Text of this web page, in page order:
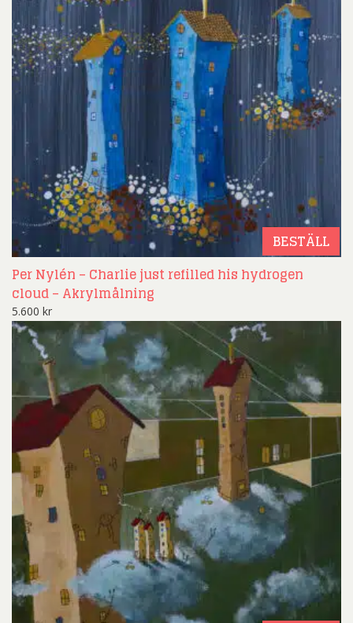
BESTÄLL
Per Nylén – Charlie just refilled his hydrogen
cloud – Akrylmålning
5.600 kr